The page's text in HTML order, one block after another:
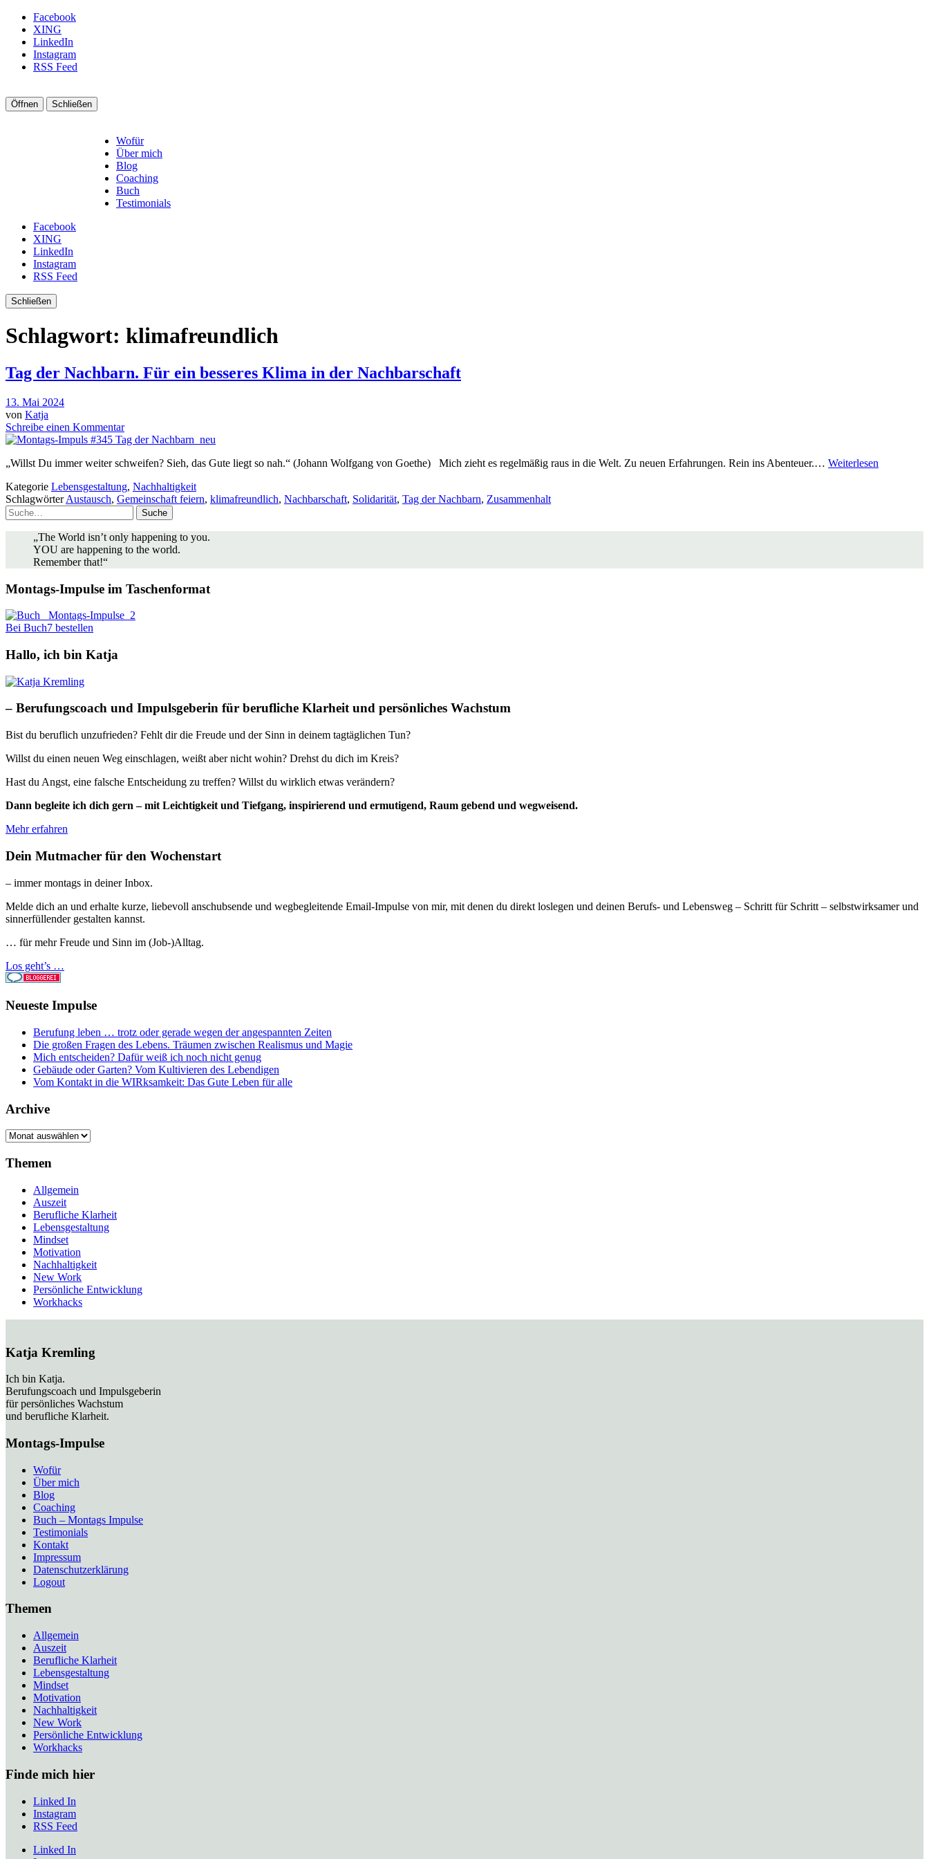
Facebook
XING
LinkedIn
Instagram
RSS Feed
Öffnen Schließen
Wofür
Über mich
Blog
Coaching
Buch
Testimonials
Facebook
XING
LinkedIn
Instagram
RSS Feed
Schließen
Schlagwort: klimafreundlich
Tag der Nachbarn. Für ein besseres Klima in der Nachbarschaft
13. Mai 2024
von Katja
Schreibe einen Kommentar
„Willst Du immer weiter schweifen? Sieh, das Gute liegt so nah.“ (Johann Wolfgang von Goethe) Mich zieht es regelmäßig raus in die Welt. Zu neuen Erfahrungen. Rein ins Abenteuer.… Weiterlesen
Kategorie Lebensgestaltung, Nachhaltigkeit
SchlagwörterAustausch, Gemeinschaft feiern, klimafreundlich, Nachbarschaft, Solidarität, Tag der Nachbarn, Zusammenhalt
Suche
„The World isn’t only happening to you.
YOU are happening to the world.
Remember that!“
Montags-Impulse im Taschenformat
Bei Buch7 bestellen
Hallo, ich bin Katja
– Berufungscoach und Impulsgeberin für berufliche Klarheit und persönliches Wachstum
Bist du beruflich unzufrieden? Fehlt dir die Freude und der Sinn in deinem tagtäglichen Tun?
Willst du einen neuen Weg einschlagen, weißt aber nicht wohin? Drehst du dich im Kreis?
Hast du Angst, eine falsche Entscheidung zu treffen? Willst du wirklich etwas verändern?
Dann begleite ich dich gern – mit Leichtigkeit und Tiefgang, inspirierend und ermutigend, Raum gebend und wegweisend.
Mehr erfahren
Dein Mutmacher für den Wochenstart
– immer montags in deiner Inbox.
Melde dich an und erhalte kurze, liebevoll anschubsende und wegbegleitende Email-Impulse von mir, mit denen du direkt loslegen und deinen Berufs- und Lebensweg – Schritt für Schritt – selbstwirksamer und
sinnerfüllender gestalten kannst.
… für mehr Freude und Sinn im (Job-)Alltag.
Los geht’s …
Neueste Impulse
Berufung leben … trotz oder gerade wegen der angespannten Zeiten
Die großen Fragen des Lebens. Träumen zwischen Realismus und Magie
Mich entscheiden? Dafür weiß ich noch nicht genug
Gebäude oder Garten? Vom Kultivieren des Lebendigen
Vom Kontakt in die WIRksamkeit: Das Gute Leben für alle
Archive
Archive
Themen
Allgemein
Auszeit
Berufliche Klarheit
Lebensgestaltung
Mindset
Motivation
Nachhaltigkeit
New Work
Persönliche Entwicklung
Workhacks
Katja Kremling
Ich bin Katja.
Berufungscoach und Impulsgeberin
für persönliches Wachstum
und berufliche Klarheit.
Montags-Impulse
Wofür
Über mich
Blog
Coaching
Buch – Montags Impulse
Testimonials
Kontakt
Impressum
Datenschutzerklärung
Logout
Themen
Allgemein
Auszeit
Berufliche Klarheit
Lebensgestaltung
Mindset
Motivation
Nachhaltigkeit
New Work
Persönliche Entwicklung
Workhacks
Finde mich hier
Linked In
Instagram
RSS Feed
Linked In